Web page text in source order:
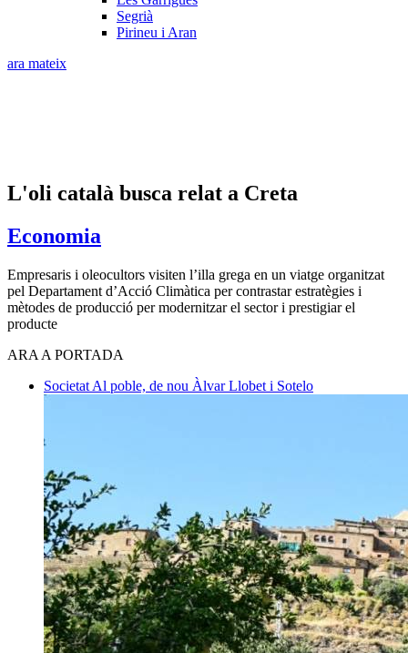
Segrià
Pirineu i Aran
ara mateix
L'oli català busca relat a Creta
Economia
Empresaris i oleocultors visiten l’illa grega en un viatge organitzat
pel Departament d’Acció Climàtica per contrastar estratègies i
mètodes de producció per modernitzar el sector i prestigiar el
producte
ARA A PORTADA
Societat Al poble, de nou Àlvar Llobet i Sotelo